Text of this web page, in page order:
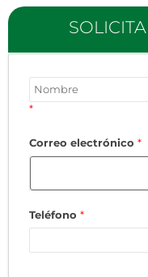
*
Correo electrónico *
Teléfono *